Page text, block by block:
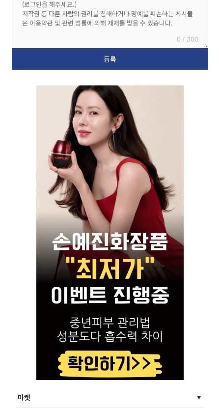
0 / 300
마켓